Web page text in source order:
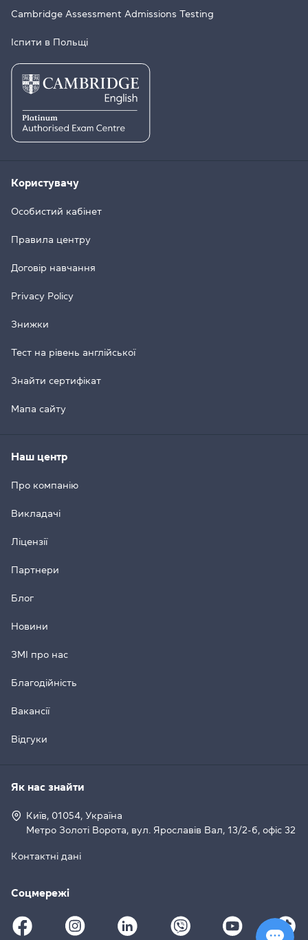
Cambridge Assessment Admissions Testing
Іспити в Польщі
Користувачу
Особистий кабінет
Правила центру
Договір навчання
Privacy Policy
Знижки
Тест на рівень англійської
Знайти сертифікат
Мапа сайту
Наш центр
Про компанію
Викладачі
Ліцензії
Партнери
Блог
Новини
ЗМІ про нас
Благодійність
Вакансії
Відгуки
Як нас знайти
Київ, 01054, Україна
Метро Золоті Ворота, вул. Ярославів Вал, 13/2-б, офіс 32
Контактні дані
Соцмережі